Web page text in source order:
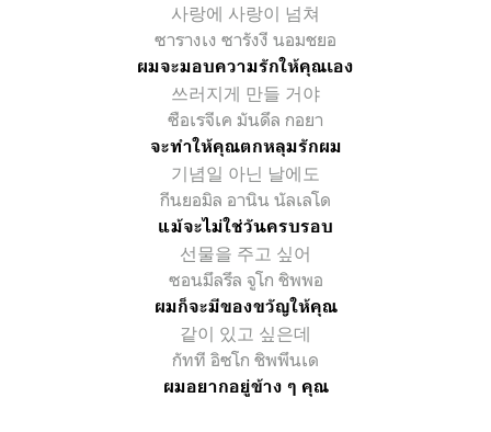
사랑에 사랑이 넘쳐
ซารางเง ซารังงี นอมชยอ
ผมจะมอบความรักให้คุณเอง
쓰러지게 만들 거야
ซือเรจีเค มันดึล กอยา
จะทำให้คุณตกหลุมรักผม
기념일 아닌 날에도
กีนยอมิล อานิน นัลเลโด
แม้จะไม่ใช่วันครบรอบ
선물을 주고 싶어
ซอนมึลรึล จูโก ชิพพอ
ผมก็จะมีของขวัญให้คุณ
같이 있고 싶은데
กัทที อิซโก ชิพพึนเด
ผมอยากอยู่ข้าง ๆ คุณ